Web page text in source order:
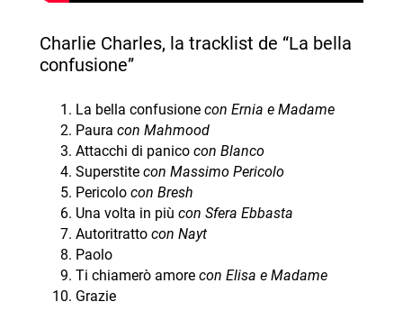
Charlie Charles, la tracklist de “La bella
confusione”
La bella confusione con Ernia e Madame
Paura con Mahmood
Attacchi di panico con Blanco
Superstite con Massimo Pericolo
Pericolo con Bresh
Una volta in più con Sfera Ebbasta
Autoritratto con Nayt
Paolo
Ti chiamerò amore con Elisa e Madame
Grazie